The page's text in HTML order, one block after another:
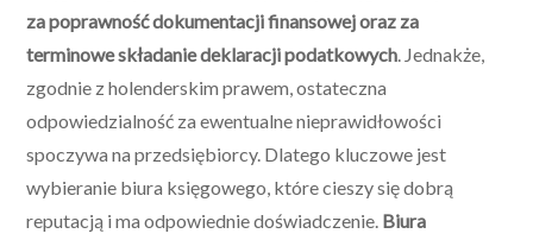
za poprawność dokumentacji finansowej oraz za
terminowe składanie deklaracji podatkowych . Jednakże,
zgodnie z holenderskim prawem, ostateczna
odpowiedzialność za ewentualne nieprawidłowości
spoczywa na przedsiębiorcy. Dlatego kluczowe jest
wybieranie biura księgowego, które cieszy się dobrą
reputacją i ma odpowiednie doświadczenie. Biura